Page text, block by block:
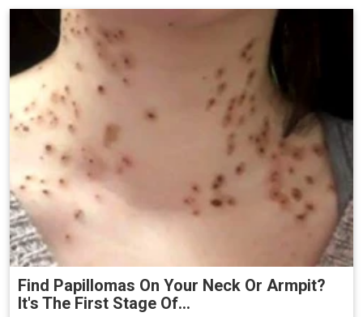
Find Papillomas On Your Neck Or Armpit?
It's The First Stage Of...